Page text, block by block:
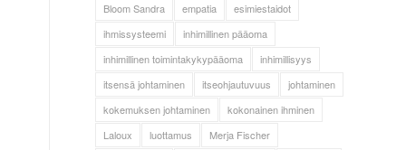
Bloom Sandra
empatia
esimiestaidot
ihmissysteemi
inhimillinen pääoma
inhimillinen toimintakykypääoma
inhimillisyys
itsensä johtaminen
itseohjautuvuus
johtaminen
kokemuksen johtaminen
kokonainen ihminen
Laloux
luottamus
Merja Fischer